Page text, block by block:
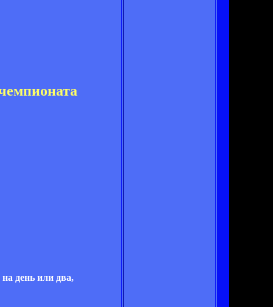
день или два,